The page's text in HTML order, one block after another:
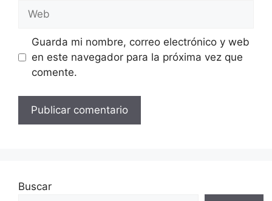
Web
Guarda mi nombre, correo electrónico y web
en este navegador para la próxima vez que
comente.
Buscar